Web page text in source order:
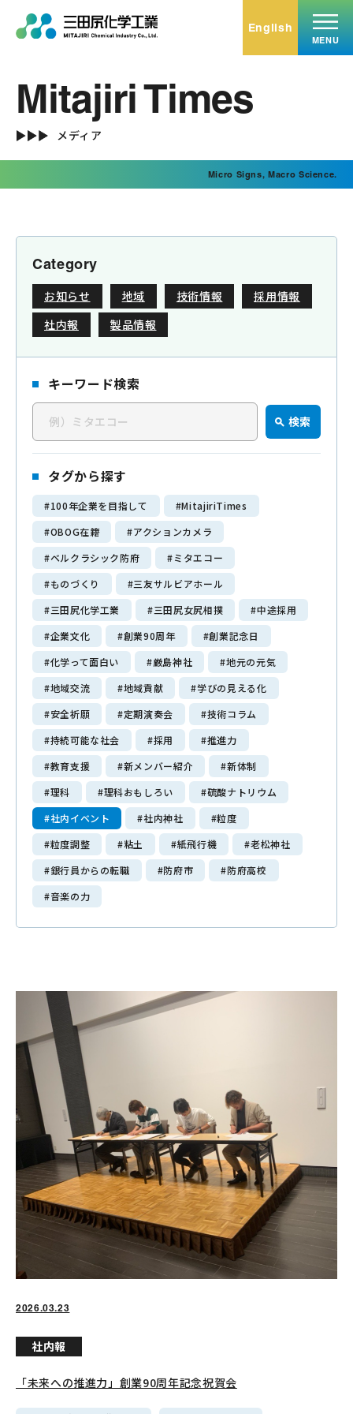
English
MENU
トップ
Top
事業内容
Service
有機化学品
ミタエコー
受託加工･小分け充填
ミタバイオ
不動産賃貸
三田尻化学工業について
About us
企業理念
私たちの強み
会社情報
Company
代表挨拶
会社概要
経営理念
90年の歴史
メディア
Mitajiri Times
採用情報
Recruit
働く環境・福利厚生
募集要項・選考ステップ
エントリーフォーム
お問い合わせ
プライバシーポリシー
サイトマップ
Mail
0835-22-3311
Mitajiri Times
メディア
Micro Signs, Macro Science.
Category
お知らせ 地域 技術情報
採用情報
社内報
製品情報
キーワード検索
検
索
キ
ー
ワ
ー
ド
検索
タグから探す
#100年企業を目指して
#MitajiriTimes
#OBOG在籍
#アクションカメラ
#ベルクラシック防府
#ミタエコー
#ものづくり
#三友サルビアホール
#三田尻化学工業
#三田尻女尻相撲
#中途採用
#企業文化
#創業90周年
#創業記念日
#化学って面白い
#厳島神社
#地元の元気
#地域交流
#地域貢献
#学びの見える化
#安全祈願
#定期演奏会
#技術コラム
#持続可能な社会
#採用
#推進力
#教育支援
#新メンバー紹介
#新体制
#理科
#理科おもしろい
#硫酸ナトリウム
#社内イベント
#社内神社
#粒度
#粒度調整
#粘土 #紙飛行機
#老松神社
#銀行員からの転職
#防府市
#防府高校
#音楽の力
社内報
2026.03.23
「未来への推進力」創業90周年記念祝賀会